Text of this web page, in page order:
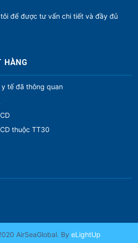
để được tư vấn chi tiết và đầy đủ
HÀNG
tế đã thông quan
thuộc TT30
AirSeaGlobal. By eLightUp